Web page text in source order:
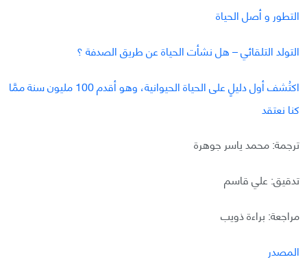
التطور و أصل الحياة
التولد التلقائي – هل نشأت الحياة عن طريق الصدفة ؟
اكتُشف أول دليلٍ على الحياة الحيوانية، وهو أقدم 100 مليون سنة ممَّا
كنا نعتقد
ترجمة: محمد ياسر جوهرة
تدقيق: علي قاسم
مراجعة: براءة ذويب
المصدر